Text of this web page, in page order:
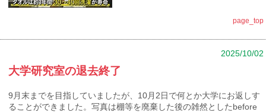
page_top
2025/10/02
大学研究室の退去終了
9月末までを目指していましたが、10月2日で何とか大学にお返しす
ることができました。写真は棚等を廃棄した後の雑然としたbefore